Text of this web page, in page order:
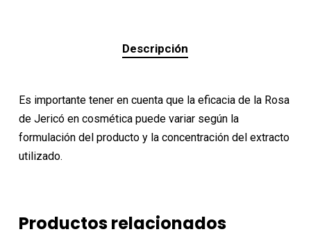
Descripción
Es importante tener en cuenta que la eficacia de la Rosa
de Jericó en cosmética puede variar según la
formulación del producto y la concentración del extracto
utilizado.
Productos relacionados